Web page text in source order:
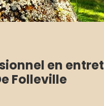
en
Folleville